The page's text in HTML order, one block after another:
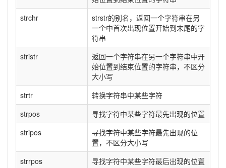
strchr
strstr的别名，返回一个字符串在另
一个中首次出现位置开始到末尾的字
符串
stristr
返回一个字符串在另一个字符串中开
始位置到结束位置的字符串，不区分
大小写
strtr
转换字符串中某些字符
strpos
寻找字符中某些字符最先出现的位置
stripos
寻找字符中某些字符最先出现的位
置，不区分大小写
strrpos
寻找字符中某些字符最后出现的位置